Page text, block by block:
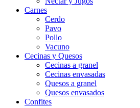
Carnes
Cerdo
Pavo
Pollo
Vacuno
Cecinas y Quesos
Cecinas a granel
Cecinas envasadas
Quesos a granel
Quesos envasados
Confites